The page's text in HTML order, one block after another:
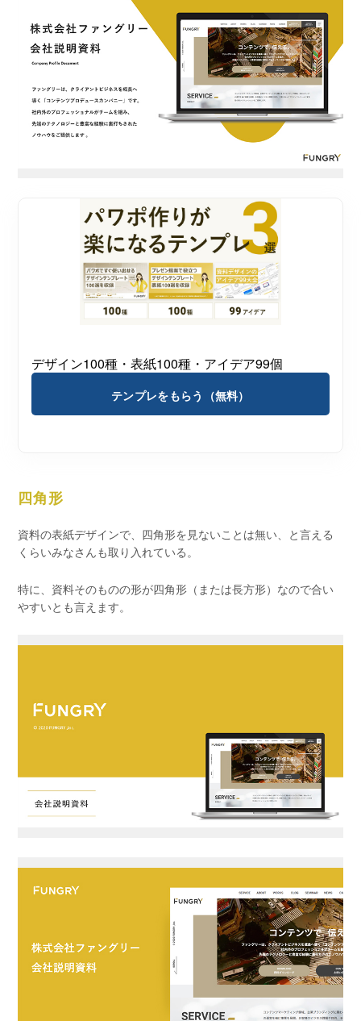
デザイン100種・表紙100種・アイデア99個
テンプレをもらう（無料）
四角形
資料の表紙デザインで、四角形を見ないことは無い、と言える
くらいみなさんも取り入れている。
特に、資料そのものの形が四角形（または長方形）なので合い
やすいとも言えます。